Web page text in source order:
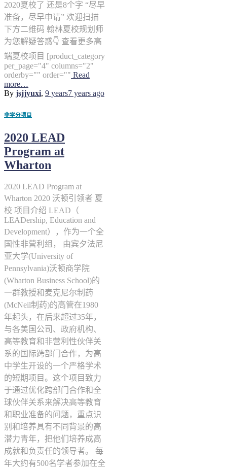
2020夏校了 还是8个字 “尽早
准备，尽早申请” 欢迎扫描
下方二维码 翰林夏校规划师
为您解疑答惑👇 查看更多高
端夏校项目 [product_category
per_page="4" columns="2"
orderby="" order="" Read
more…
By jsjjyuxi, 9 years7 years ago
非学分项目
2020 LEAD
Program at
Wharton
2020 LEAD Program at
Wharton 2020 沃顿引领者 夏
校 项目介绍 LEAD（
LEADership, Education and
Development），作为一个全
国性非营利组， 由宾夕法尼
亚大学(University of
Pennsylvania)沃顿商学院
(Wharton Business School)的
一群教授和麦克尼尔制药
(McNeil制药)的高管在1980
年起头，在后来超过35年，
与各美国公司、政府机构、
高等教育和非营利性伙伴关
系的国际跨部门合作，为高
中学生开设的一个严格学术
的短期项目。这个项目致力
于通过优化跨部门合作和全
球伙伴关系来解决高等教育
和职业准备的问题，重点识
别和培养具有不同背景的高
潜力青年，把他们培养成高
成就和负责任的领导者。 每
年大约有500名学者参加在全